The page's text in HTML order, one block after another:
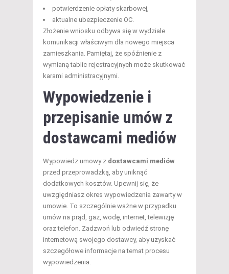
potwierdzenie opłaty skarbowej,
aktualne ubezpieczenie OC.
Złożenie wniosku odbywa się w wydziale
komunikacji właściwym dla nowego miejsca
zamieszkania. Pamiętaj, że spóźnienie z
wymianą tablic rejestracyjnych może skutkować
karami administracyjnymi.
Wypowiedzenie i
przepisanie umów z
dostawcami mediów
Wypowiedz umowy z dostawcami mediów
przed przeprowadzką, aby uniknąć
dodatkowych kosztów. Upewnij się, że
uwzględniasz okres wypowiedzenia zawarty w
umowie. To szczególnie ważne w przypadku
umów na prąd, gaz, wodę, internet, telewizję
oraz telefon. Zadzwoń lub odwiedź stronę
internetową swojego dostawcy, aby uzyskać
szczegółowe informacje na temat procesu
wypowiedzenia.